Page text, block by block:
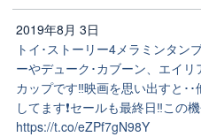
2019年8月 3日
トイ･ストーリー4メラミンタ
ーやデューク･カブーン、エイ
カップです‼️映画を思い出すと･
してます❗セールも最終日‼️この
https://t.co/eZPf7gN98Y